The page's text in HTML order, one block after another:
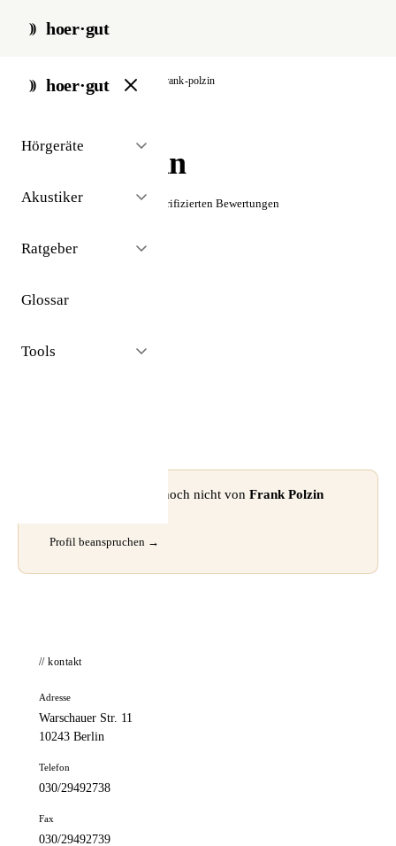
hoer·gut
hoer·gut
Hörgeräte
Akustiker
Ratgeber
Glossar
Tools
start / akustiker / berlin frank-polzin
Frank Polzin
☆☆☆☆☆ Noch keine verifizierten Bewertungen
⚠ Dieses Profil wurde noch nicht von Frank Polzin
Profil beanspruchen →
// kontakt
Adresse
Warschauer Str. 11
10243 Berlin
Telefon
030/29492738
Fax
030/29492739